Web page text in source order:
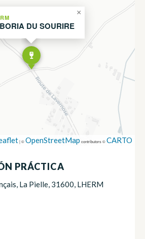
DU SOURIRE
×
|©OpenStreetMap contributors ©CARTO
PRÁCTICA
La Pielle, 31600, LHERM